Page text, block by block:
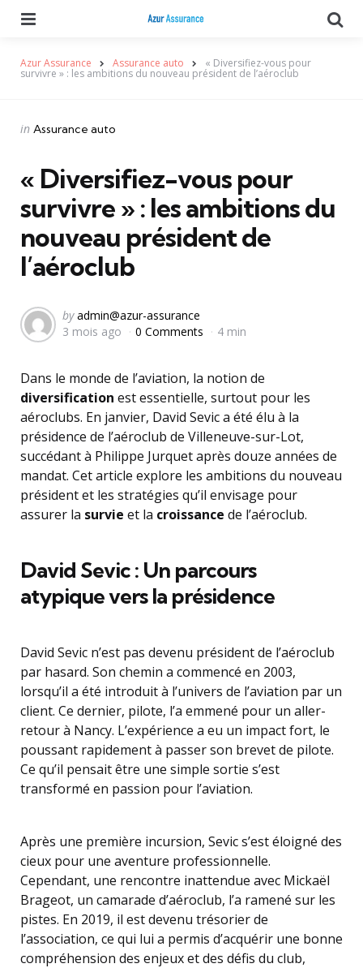
Azur Assurance Assurance auto « Diversifiez-vous pour
survivre » : les ambitions du nouveau président de l’aéroclub
Categories
Posted
in Assurance auto
« Diversifiez-vous pour
survivre » : les ambitions du
nouveau président de
l’aéroclub
Posted
by
by admin@azur-assurance
3 mois ago
0 Comments 4 min
Dans le monde de l’aviation, la notion de
diversification est essentielle, surtout pour les
aéroclubs. En janvier, David Sevic a été élu à la
présidence de l’aéroclub de Villeneuve-sur-Lot,
succédant à Philippe Jurquet après douze années de
mandat. Cet article explore les ambitions du nouveau
président et les stratégies qu’il envisage pour
assurer la survie et la croissance de l’aéroclub.
David Sevic : Un parcours
atypique vers la présidence
David Sevic n’est pas devenu président de l’aéroclub
par hasard. Son chemin a commencé en 2003,
lorsqu’il a été introduit à l’univers de l’aviation par un
client. Ce dernier, pilote, l’a emmené pour un aller-
retour à Nancy. L’expérience a eu un impact fort, le
poussant rapidement à passer son brevet de pilote.
Ce qu’il pensait être une simple sortie s’est
transformé en passion pour l’aviation.
Après une première incursion, Sevic s’est éloigné des
cieux pour une aventure professionnelle.
Cependant, une rencontre inattendue avec Mickaël
Brageot, un camarade d’aéroclub, l’a ramené sur les
pistes. En 2019, il est devenu trésorier de
l’association, ce qui lui a permis d’acquérir une bonne
compréhension des enjeux et des défis du club,